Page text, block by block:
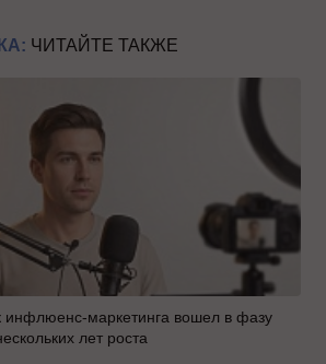
ЧИТАЙТЕ ТАКЖЕ
инфлюенс-маркетинга вошел в фазу
лет роста